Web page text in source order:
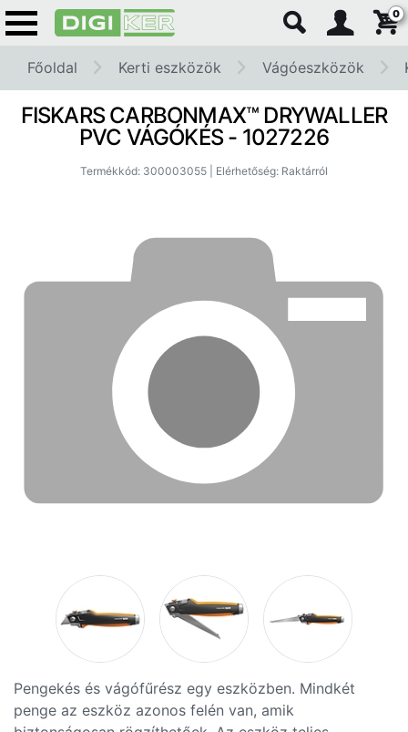
0
Főoldal Kerti eszközök Vágóeszközök
FISKARS CARBONMAX™ DRYWALLER
PVC VÁGÓKÉS - 1027226
Termékkód: 300003055 | Elérhetőség: Raktárról
Pengekés és vágófűrész egy eszközben. Mindkét
penge az eszköz azonos felén van, amik